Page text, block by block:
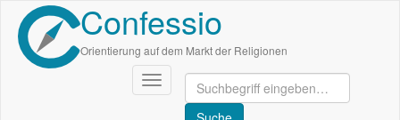
Direkt
zum
Inhalt
Confessio
Orientierung auf dem Markt der Religionen
Navigation
aktivieren/deaktivieren